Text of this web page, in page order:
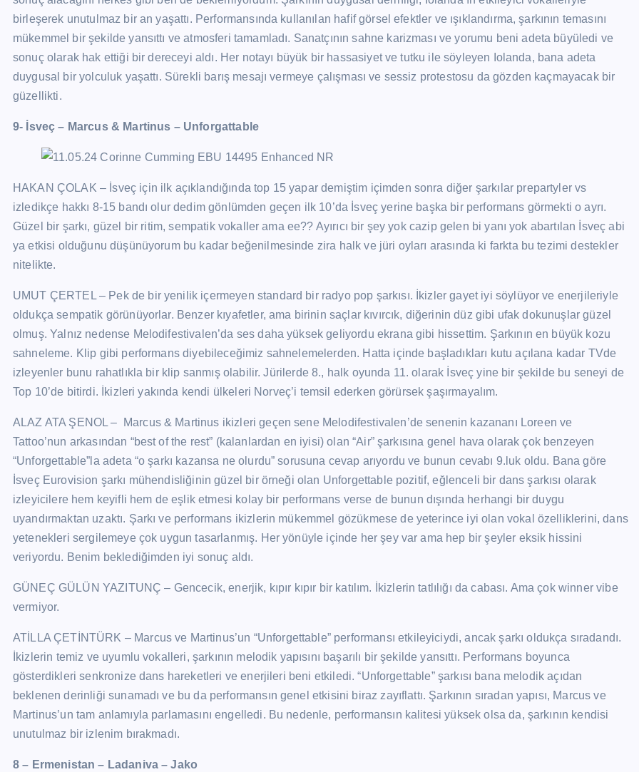
birleşerek unutulmaz bir an yaşattı. Performansında kullanılan hafif görsel efektler ve ışıklandırma, şarkının temasını
mükemmel bir şekilde yansıttı ve atmosferi tamamladı. Sanatçının sahne karizması ve yorumu beni adeta büyüledi ve
sonuç olarak hak ettiği bir dereceyi aldı. Her notayı büyük bir hassasiyet ve tutku ile söyleyen Iolanda, bana adeta
duygusal bir yolculuk yaşattı. Sürekli barış mesajı vermeye çalışması ve sessiz protestosu da gözden kaçmayacak bir
güzellikti.
9- İsveç – Marcus & Martinus – Unforgattable
HAKAN ÇOLAK – İsveç için ilk açıklandığında top 15 yapar demiştim içimden sonra diğer şarkılar prepartyler vs
izledikçe hakkı 8-15 bandı olur dedim gönlümden geçen ilk 10’da İsveç yerine başka bir performans görmekti o ayrı.
Güzel bir şarkı, güzel bir ritim, sempatik vokaller ama ee?? Ayırıcı bir şey yok cazip gelen bi yanı yok abartılan İsveç abi
ya etkisi olduğunu düşünüyorum bu kadar beğenilmesinde zira halk ve jüri oyları arasında ki farkta bu tezimi destekler
nitelikte.
UMUT ÇERTEL – Pek de bir yenilik içermeyen standard bir radyo pop şarkısı. İkizler gayet iyi söylüyor ve enerjileriyle
oldukça sempatik görünüyorlar. Benzer kıyafetler, ama birinin saçlar kıvırcık, diğerinin düz gibi ufak dokunuşlar güzel
olmuş. Yalnız nedense Melodifestivalen’da ses daha yüksek geliyordu ekrana gibi hissettim. Şarkının en büyük kozu
sahneleme. Klip gibi performans diyebileceğimiz sahnelemelerden. Hatta içinde başladıkları kutu açılana kadar TVde
izleyenler bunu rahatlıkla bir klip sanmış olabilir. Jürilerde 8., halk oyunda 11. olarak İsveç yine bir şekilde bu seneyi de
Top 10’de bitirdi. İkizleri yakında kendi ülkeleri Norveç’i temsil ederken görürsek şaşırmayalım.
ALAZ ATA ŞENOL – Marcus & Martinus ikizleri geçen sene Melodifestivalen’de senenin kazananı Loreen ve
Tattoo’nun arkasından “best of the rest” (kalanlardan en iyisi) olan “Air” şarkısına genel hava olarak çok benzeyen
“Unforgettable”la adeta “o şarkı kazansa ne olurdu” sorusuna cevap arıyordu ve bunun cevabı 9.luk oldu. Bana göre
İsveç Eurovision şarkı mühendisliğinin güzel bir örneği olan Unforgettable pozitif, eğlenceli bir dans şarkısı olarak
izleyicilere hem keyifli hem de eşlik etmesi kolay bir performans verse de bunun dışında herhangi bir duygu
uyandırmaktan uzaktı. Şarkı ve performans ikizlerin mükemmel gözükmese de yeterince iyi olan vokal özelliklerini, dans
yetenekleri sergilemeye çok uygun tasarlanmış. Her yönüyle içinde her şey var ama hep bir şeyler eksik hissini
veriyordu. Benim beklediğimden iyi sonuç aldı.
GÜNEÇ GÜLÜN YAZITUNÇ – Gencecik, enerjik, kıpır kıpır bir katılım. İkizlerin tatlılığı da cabası. Ama çok winner vibe
vermiyor.
ATİLLA ÇETİNTÜRK – Marcus ve Martinus’un “Unforgettable” performansı etkileyiciydi, ancak şarkı oldukça sıradandı.
İkizlerin temiz ve uyumlu vokalleri, şarkının melodik yapısını başarılı bir şekilde yansıttı. Performans boyunca
gösterdikleri senkronize dans hareketleri ve enerjileri beni etkiledi. “Unforgettable” şarkısı bana melodik açıdan
beklenen derinliği sunamadı ve bu da performansın genel etkisini biraz zayıflattı. Şarkının sıradan yapısı, Marcus ve
Martinus’un tam anlamıyla parlamasını engelledi. Bu nedenle, performansın kalitesi yüksek olsa da, şarkının kendisi
unutulmaz bir izlenim bırakmadı.
8 – Ermenistan – Ladaniva – Jako